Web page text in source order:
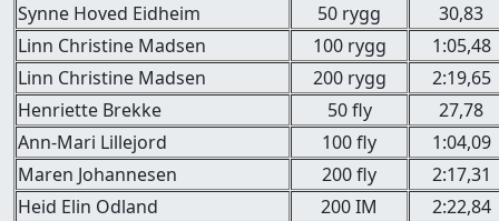
Synne Hoved Eidheim
50 rygg
30,83
Linn Christine Madsen
100 rygg
1:05,48
Linn Christine Madsen
200 rygg
2:19,65
Henriette Brekke
50 fly
27,78
Ann-Mari Lillejord
100 fly
1:04,09
Maren Johannesen
200 fly
2:17,31
Heid Elin Odland
200 IM
2:22,84